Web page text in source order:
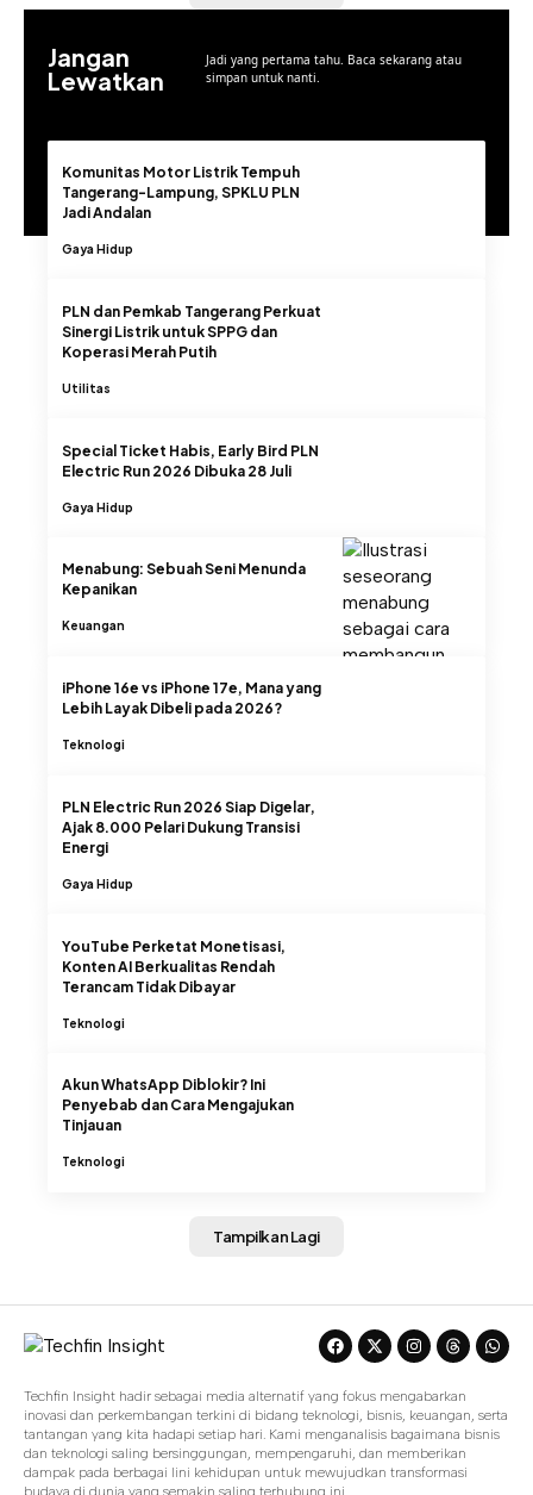
Jangan
Lewatkan
Jadi yang pertama tahu. Baca sekarang atau
simpan untuk nanti.
Komunitas Motor Listrik Tempuh
Tangerang-Lampung, SPKLU PLN
Jadi Andalan
Gaya Hidup
PLN dan Pemkab Tangerang Perkuat
Sinergi Listrik untuk SPPG dan
Koperasi Merah Putih
Utilitas
Special Ticket Habis, Early Bird PLN
Electric Run 2026 Dibuka 28 Juli
Gaya Hidup
Menabung: Sebuah Seni Menunda
Kepanikan
Keuangan
iPhone 16e vs iPhone 17e, Mana yang
Lebih Layak Dibeli pada 2026?
Teknologi
PLN Electric Run 2026 Siap Digelar,
Ajak 8.000 Pelari Dukung Transisi
Energi
Gaya Hidup
YouTube Perketat Monetisasi,
Konten AI Berkualitas Rendah
Terancam Tidak Dibayar
Teknologi
Akun WhatsApp Diblokir? Ini
Penyebab dan Cara Mengajukan
Tinjauan
Teknologi
Tampilkan Lagi
Techfin Insight hadir sebagai media alternatif yang fokus mengabarkan
inovasi dan perkembangan terkini di bidang teknologi, bisnis, keuangan, serta
tantangan yang kita hadapi setiap hari. Kami menganalisis bagaimana bisnis
dan teknologi saling bersinggungan, mempengaruhi, dan memberikan
dampak pada berbagai lini kehidupan untuk mewujudkan transformasi
budaya di dunia yang semakin saling terhubung ini.